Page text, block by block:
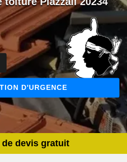
D'URGENCE
de devis gratuit